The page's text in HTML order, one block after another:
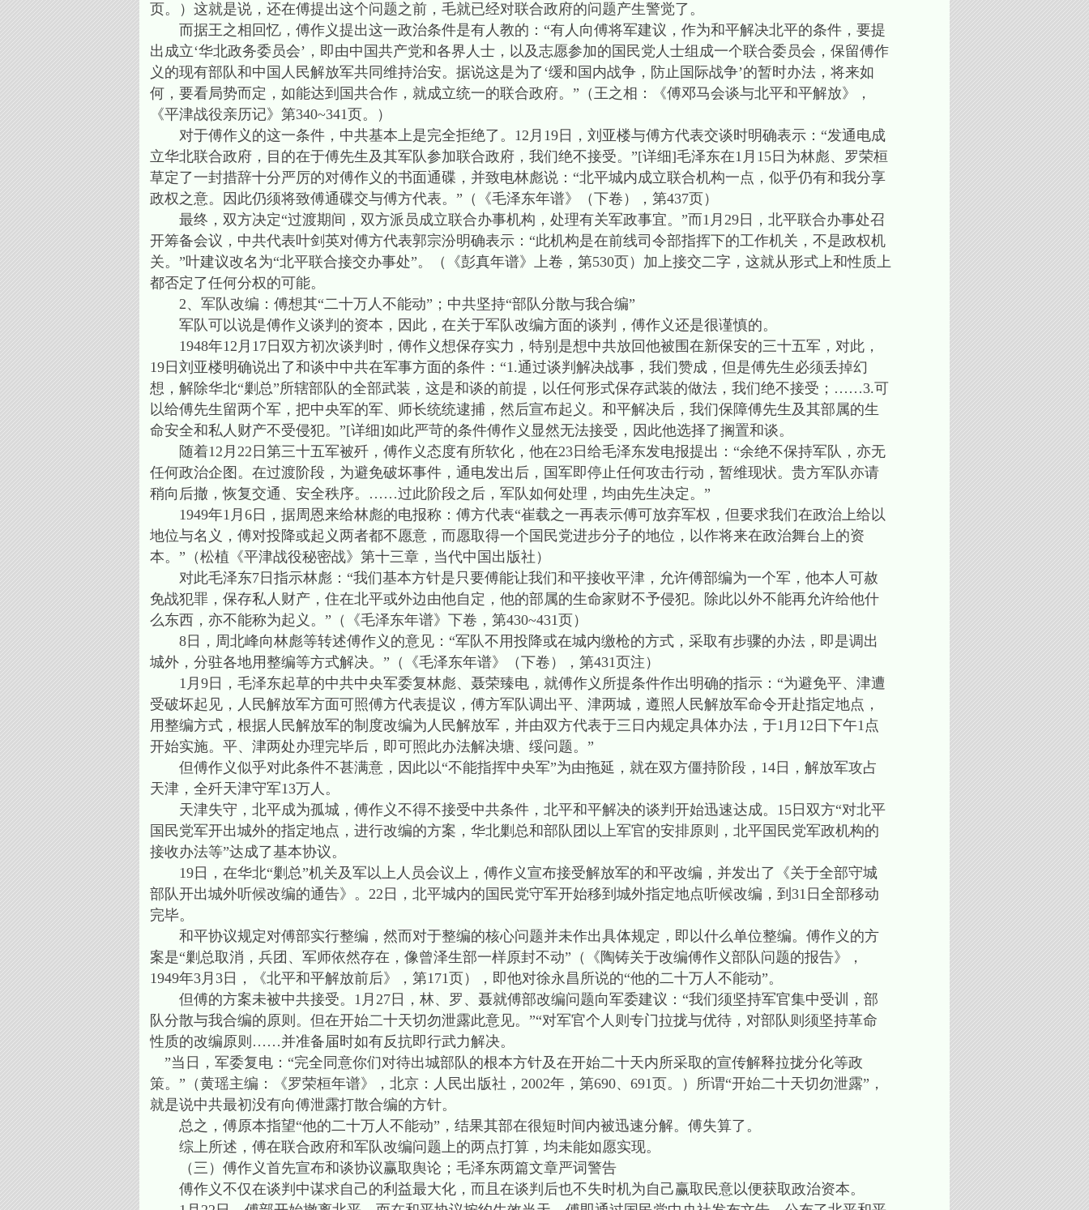
页。）这就是说，还在傅提出这个问题之前，毛就已经对联合政府的问题产生警觉了。
而据王之相回忆，傅作义提出这一政治条件是有人教的：“有人向傅将军建议，作为和平解决北平的条件，要提
出成立‘华北政务委员会’，即由中国共产党和各界人士，以及志愿参加的国民党人士组成一个联合委员会，保留傅作
义的现有部队和中国人民解放军共同维持治安。据说这是为了‘缓和国内战争，防止国际战争’的暂时办法，将来如
何，要看局势而定，如能达到国共合作，就成立统一的联合政府。”（王之相：《傅邓马会谈与北平和平解放》，
《平津战役亲历记》第340~341页。）
对于傅作义的这一条件，中共基本上是完全拒绝了。12月19日，刘亚楼与傅方代表交谈时明确表示：“发通电成
立华北联合政府，目的在于傅先生及其军队参加联合政府，我们绝不接受。”[详细]毛泽东在1月15日为林彪、罗荣桓
草定了一封措辞十分严厉的对傅作义的书面通碟，并致电林彪说：“北平城内成立联合机构一点，似乎仍有和我分享
政权之意。因此仍须将致傅通碟交与傅方代表。”（《毛泽东年谱》（下卷），第437页）
最终，双方决定“过渡期间，双方派员成立联合办事机构，处理有关军政事宜。”而1月29日，北平联合办事处召
开筹备会议，中共代表叶剑英对傅方代表郭宗汾明确表示：“此机构是在前线司令部指挥下的工作机关，不是政权机
关。”叶建议改名为“北平联合接交办事处”。（《彭真年谱》上卷，第530页）加上接交二字，这就从形式上和性质上
都否定了任何分权的可能。
2、军队改编：傅想其“二十万人不能动”；中共坚持“部队分散与我合编”
军队可以说是傅作义谈判的资本，因此，在关于军队改编方面的谈判，傅作义还是很谨慎的。
1948年12月17日双方初次谈判时，傅作义想保存实力，特别是想中共放回他被围在新保安的三十五军，对此，
19日刘亚楼明确说出了和谈中中共在军事方面的条件：“1.通过谈判解决战事，我们赞成，但是傅先生必须丢掉幻
想，解除华北“剿总”所辖部队的全部武装，这是和谈的前提，以任何形式保存武装的做法，我们绝不接受；……3.可
以给傅先生留两个军，把中央军的军、师长统统逮捕，然后宣布起义。和平解决后，我们保障傅先生及其部属的生
命安全和私人财产不受侵犯。”[详细]如此严苛的条件傅作义显然无法接受，因此他选择了搁置和谈。
随着12月22日第三十五军被歼，傅作义态度有所软化，他在23日给毛泽东发电报提出：“余绝不保持军队，亦无
任何政治企图。在过渡阶段，为避免破坏事件，通电发出后，国军即停止任何攻击行动，暂维现状。贵方军队亦请
稍向后撤，恢复交通、安全秩序。……过此阶段之后，军队如何处理，均由先生决定。”
1949年1月6日，据周恩来给林彪的电报称：傅方代表“崔载之一再表示傅可放弃军权，但要求我们在政治上给以
地位与名义，傅对投降或起义两者都不愿意，而愿取得一个国民党进步分子的地位，以作将来在政治舞台上的资
本。”（松植《平津战役秘密战》第十三章，当代中国出版社）
对此毛泽东7日指示林彪：“我们基本方针是只要傅能让我们和平接收平津，允许傅部编为一个军，他本人可赦
免战犯罪，保存私人财产，住在北平或外边由他自定，他的部属的生命家财不予侵犯。除此以外不能再允许给他什
么东西，亦不能称为起义。”（《毛泽东年谱》下卷，第430~431页）
8日，周北峰向林彪等转述傅作义的意见：“军队不用投降或在城内缴枪的方式，采取有步骤的办法，即是调出
城外，分驻各地用整编等方式解决。”（《毛泽东年谱》（下卷），第431页注）
1月9日，毛泽东起草的中共中央军委复林彪、聂荣臻电，就傅作义所提条件作出明确的指示：“为避免平、津遭
受破坏起见，人民解放军方面可照傅方代表提议，傅方军队调出平、津两城，遵照人民解放军命令开赴指定地点，
用整编方式，根据人民解放军的制度改编为人民解放军，并由双方代表于三日内规定具体办法，于1月12日下午1点
开始实施。平、津两处办理完毕后，即可照此办法解决塘、绥问题。”
但傅作义似乎对此条件不甚满意，因此以“不能指挥中央军”为由拖延，就在双方僵持阶段，14日，解放军攻占
天津，全歼天津守军13万人。
天津失守，北平成为孤城，傅作义不得不接受中共条件，北平和平解决的谈判开始迅速达成。15日双方“对北平
国民党军开出城外的指定地点，进行改编的方案，华北剿总和部队团以上军官的安排原则，北平国民党军政机构的
接收办法等”达成了基本协议。
19日，在华北“剿总”机关及军以上人员会议上，傅作义宣布接受解放军的和平改编，并发出了《关于全部守城
部队开出城外听候改编的通告》。22日，北平城内的国民党守军开始移到城外指定地点听候改编，到31日全部移动
完毕。
和平协议规定对傅部实行整编，然而对于整编的核心问题并未作出具体规定，即以什么单位整编。傅作义的方
案是“剿总取消，兵团、军师依然存在，像曾泽生部一样原封不动”（《陶铸关于改编傅作义部队问题的报告》，
1949年3月3日，《北平和平解放前后》，第171页），即他对徐永昌所说的“他的二十万人不能动”。
但傅的方案未被中共接受。1月27日，林、罗、聂就傅部改编问题向军委建议：“我们须坚持军官集中受训，部
队分散与我合编的原则。但在开始二十天切勿泄露此意见。”“对军官个人则专门拉拢与优待，对部队则须坚持革命
性质的改编原则……并准备届时如有反抗即行武力解决。
”当日，军委复电：“完全同意你们对待出城部队的根本方针及在开始二十天内所采取的宣传解释拉拢分化等政
策。”（黄瑶主编：《罗荣桓年谱》，北京：人民出版社，2002年，第690、691页。）所谓“开始二十天切勿泄露”，
就是说中共最初没有向傅泄露打散合编的方针。
总之，傅原本指望“他的二十万人不能动”，结果其部在很短时间内被迅速分解。傅失算了。
综上所述，傅在联合政府和军队改编问题上的两点打算，均未能如愿实现。
（三）傅作义首先宣布和谈协议赢取舆论；毛泽东两篇文章严词警告
傅作义不仅在谈判中谋求自己的利益最大化，而且在谈判后也不失时机为自己赢取民意以便获取政治资本。